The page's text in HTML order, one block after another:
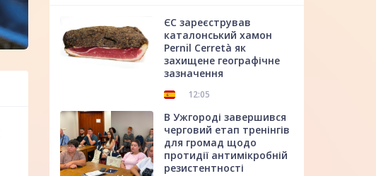
ЄС зареєстрував
каталонський хамон
Pernil Cerretà як
захищене географічне
зазначення
12:05
В Ужгороді завершився
черговий етап тренінгів
для громад щодо
протидії антимікробній
резистентності